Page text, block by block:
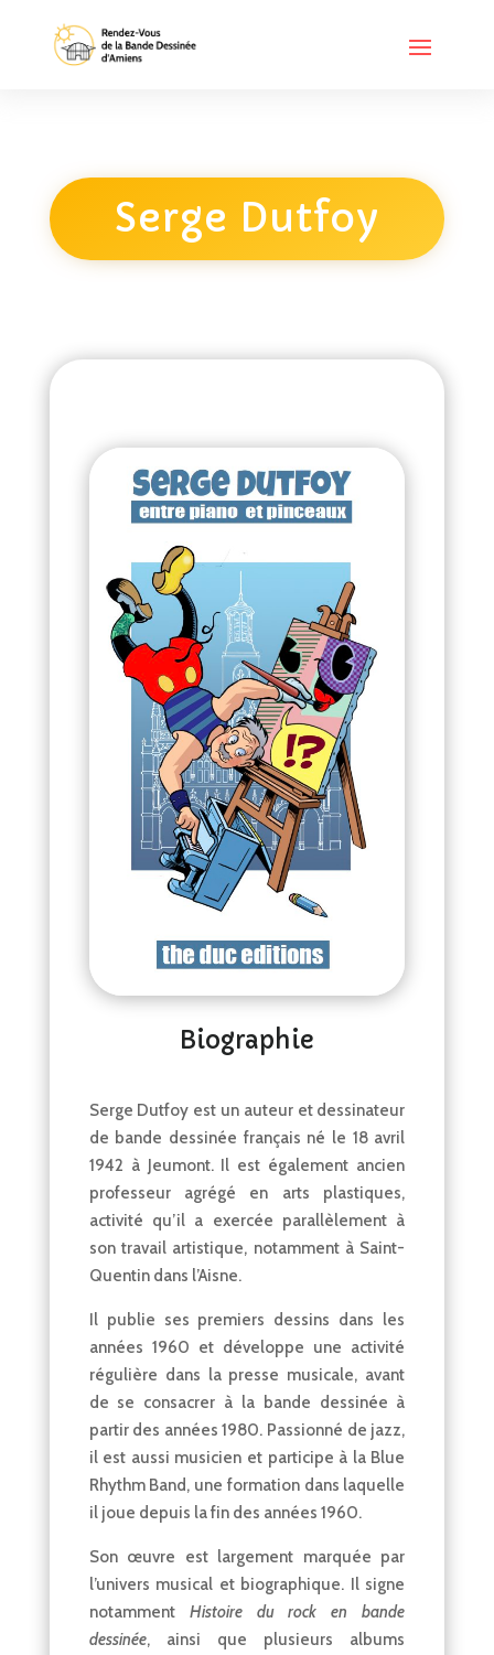
Serge Dutfoy
Biographie
Serge Dutfoy est un auteur et dessinateur
de bande dessinée français né le 18 avril
1942 à Jeumont. Il est également ancien
professeur agrégé en arts plastiques,
activité qu’il a exercée parallèlement à
son travail artistique, notamment à Saint-
Quentin dans l’Aisne.
Il publie ses premiers dessins dans les
années 1960 et développe une activité
régulière dans la presse musicale, avant
de se consacrer à la bande dessinée à
partir des années 1980. Passionné de jazz,
il est aussi musicien et participe à la Blue
Rhythm Band, une formation dans laquelle
il joue depuis la fin des années 1960.
Son œuvre est largement marquée par
l’univers musical et biographique. Il signe
notamment Histoire du rock en bande
dessinée, ainsi que plusieurs albums